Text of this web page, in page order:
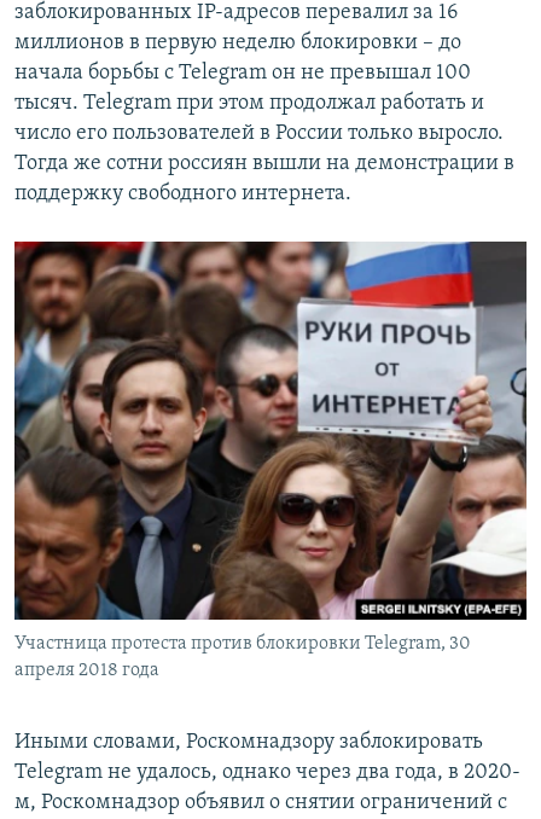
заблокированных IP-адресов перевалил за 16
миллионов в первую неделю блокировки – до
начала борьбы с Telegram он не превышал 100
тысяч. Telegram при этом продолжал работать и
число его пользователей в России только выросло.
Тогда же сотни россиян вышли на демонстрации в
поддержку свободного интернета.
Участница протеста против блокировки Telegram, 30
апреля 2018 года
Иными словами, Роскомнадзору заблокировать
Telegram не удалось, однако через два года, в 2020-
м, Роскомнадзор объявил о снятии ограничений с